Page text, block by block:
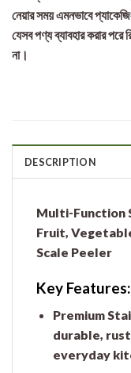
নেয়ার সময় এমনভাবে
যেসব পণ্য ব্যাবহার করার পরে
না।
DESCRIPTION
Multi-Function
Fruit,
Scale Peeler
Key Features:
Premium
durable,
everyday